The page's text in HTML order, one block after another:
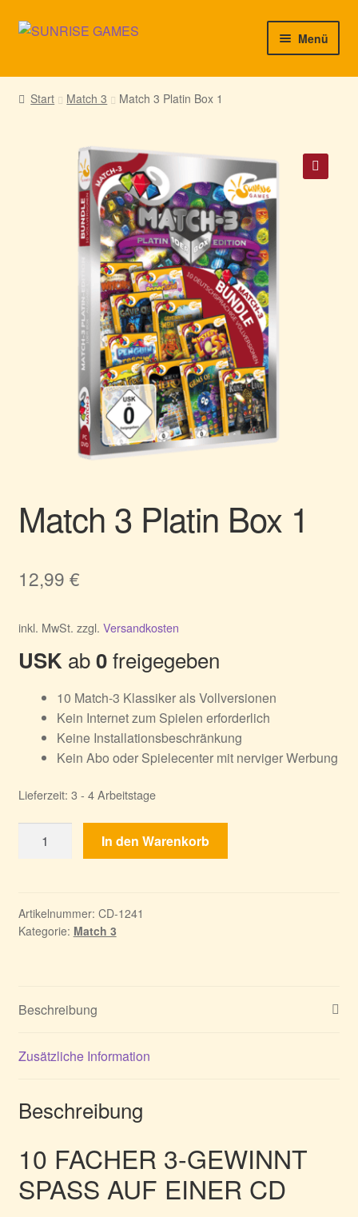
Zur
Zum
Menü
► Startseite
► Support/Hilfe
► Mein Konto
Start Match 3 Match 3 Platin Box 1
Match 3 Platin Box 1
12,99 €
inkl. MwSt. zzgl. Versandkosten
USK ab0freigegeben
10 Match-3 Klassiker als Vollversionen
Kein Internet zum Spielen erforderlich
Keine Installationsbeschränkung
Kein Abo oder Spielecenter mit nerviger Werbung
Lieferzeit: 3 - 4 Arbeitstage
1
Menge
In den Warenkorb
Artikelnummer: CD-1241
Kategorie: Match 3
Beschreibung
Zusätzliche Information
Beschreibung
10 FACHER 3-GEWINNT
SPASS AUF EINER CD